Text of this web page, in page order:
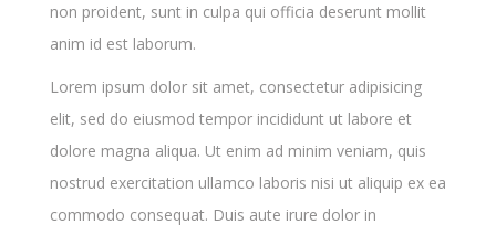
non proident, sunt in culpa qui officia deserunt mollit
anim id est laborum.
Lorem ipsum dolor sit amet, consectetur adipisicing
elit, sed do eiusmod tempor incididunt ut labore et
dolore magna aliqua. Ut enim ad minim veniam, quis
nostrud exercitation ullamco laboris nisi ut aliquip ex ea
commodo consequat. Duis aute irure dolor in